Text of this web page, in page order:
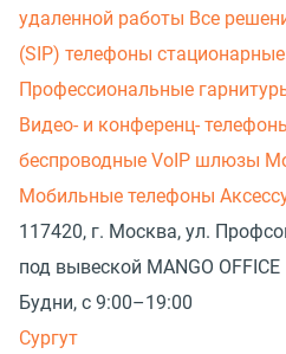
удаленной работы Все
(SIP) телефоны стационарные
Профессиональные
Видео- и конференц-
беспроводные VoIP шлюзы
Мобильные телефоны
117420, г. Москва, ул.
под вывеской MANGO OFFICE
Будни, с 9:00–19:00
Сургут